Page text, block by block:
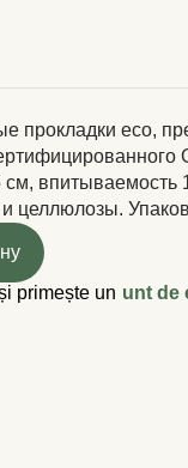
прокладки eco,
впитываемость
целлюлозы.
primește un unt de